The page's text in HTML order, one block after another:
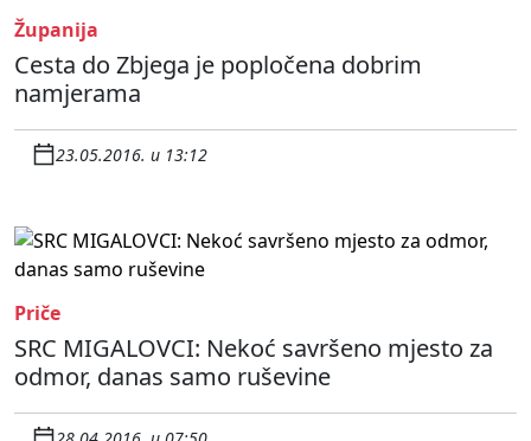
Županija
Cesta do Zbjega je popločena dobrim
namjerama
23.05.2016. u 13:12
Priče
SRC MIGALOVCI: Nekoć savršeno mjesto za
odmor, danas samo ruševine